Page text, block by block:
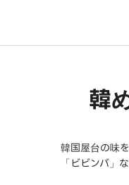
韓
韓国屋台の味
「ビビンバ」